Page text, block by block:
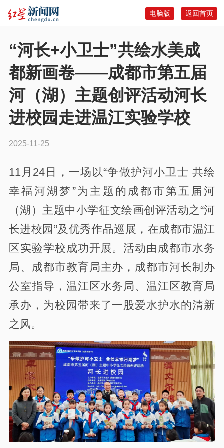
返回首页
电脑版
“河长+小卫士”共绘水美成
都新画卷——成都市第五届
河（湖）主题创评活动河长
进校园走进温江实验学校
2025-11-25
11月24日，一场以“争做护河小卫士 共绘
幸福河湖梦”为主题的成都市第五届河
（湖）主题中小学征文绘画创评活动之“河
长进校园”及优秀作品巡展，在成都市温江
区实验学校成功开展。活动由成都市水务
局、成都市教育局主办，成都市河长制办
公室指导，温江区水务局、温江区教育局
承办，为校园带来了一股爱水护水的清新
之风。